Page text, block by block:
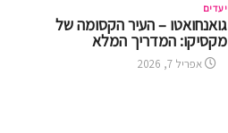
יעדים
גואנחואטו – העיר הקסומה של
מקסיקו: המדריך המלא
אפריל 7, 2026